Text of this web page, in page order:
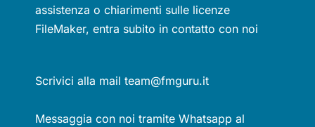
assistenza o chiarimenti sulle licenze
FileMaker, entra subito in contatto con noi
Scrivici alla mail team@fmguru.it
Messaggia con noi tramite Whatsapp al